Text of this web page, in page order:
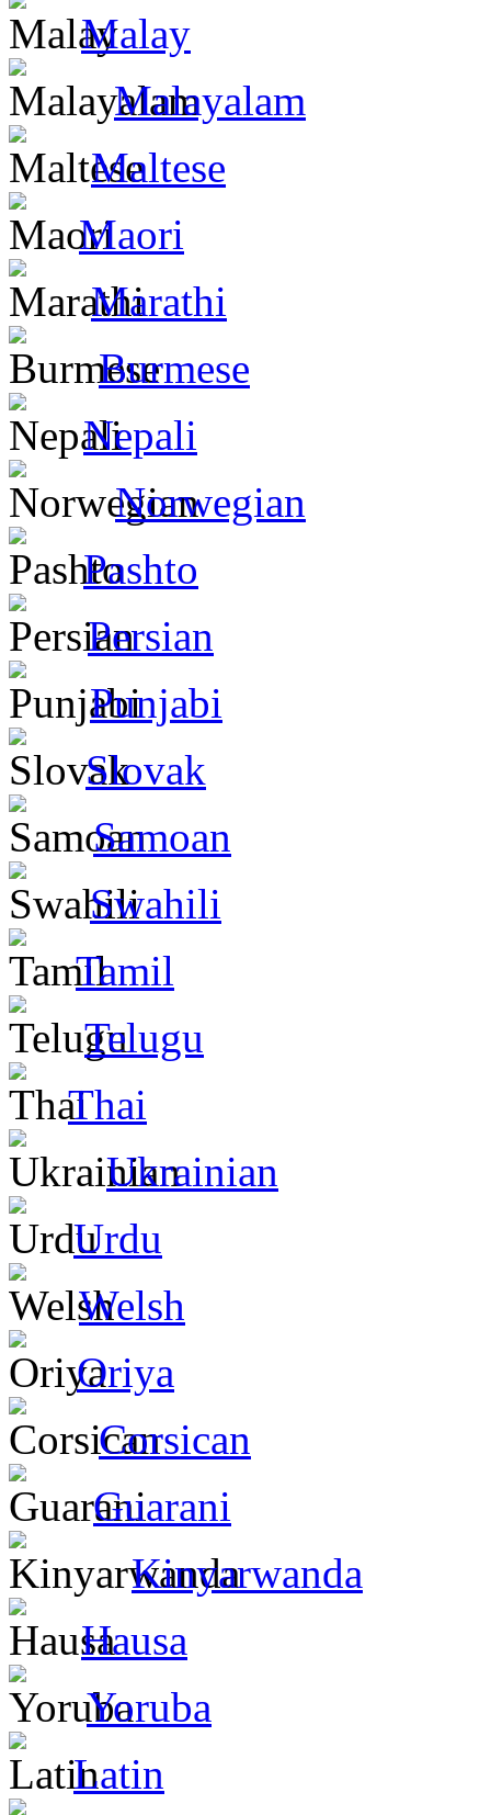
Malay
Malayalam
Maltese
Maori
Marathi
Burmese
Nepali
Norwegian
Pashto
Persian
Punjabi
Slovak
Samoan
Swahili
Tamil
Telugu
Thai
Ukrainian
Urdu
Welsh
Oriya
Corsican
Guarani
Kinyarwanda
Hausa
Yoruba
Latin